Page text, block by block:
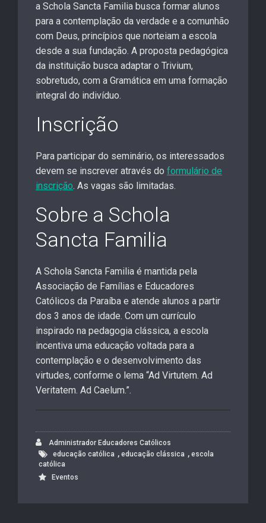
a Schola Sancta Familia busca formar alunos
para a contemplação da verdade e a comunhão
com Deus, princípios que norteiam a escola
desde a sua fundação. A proposta pedagógica
da instituição busca adaptar o Trivium,
sobretudo, com a Gramática em uma formação
integral do indivíduo.
Inscrição
Para participar do seminário, os interessados
devem se inscrever através do formulário de
inscrição. As vagas são limitadas.
Sobre a Schola
Sancta Familia
A Schola Sancta Familia é mantida pela
Associação de Famílias e Educadores
Católicos da Paraíba e atende alunos a partir
dos 3 anos de idade. Com um currículo
inspirado na pedagogia clássica, a escola
incentiva uma educação voltada para a
contemplação e o desenvolvimento das
virtudes, conforme o lema “Ad Virtutem. Ad
Veritatem. Ad Caelum.”.
Administrador Educadores Católicos
educação católica , educação clássica , escola
católica
Eventos